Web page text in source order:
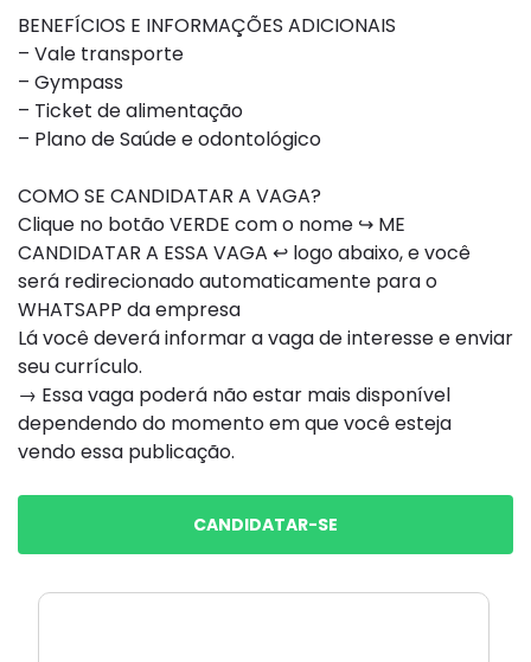
BENEFÍCIOS E INFORMAÇÕES ADICIONAIS
– Vale transporte
– Gympass
– Ticket de alimentação
– Plano de Saúde e odontológico
COMO SE CANDIDATAR A VAGA?
Clique no botão VERDE com o nome ↪ ME
CANDIDATAR A ESSA VAGA ↩ logo abaixo, e você
será redirecionado automaticamente para o
WHATSAPP da empresa
Lá você deverá informar a vaga de interesse e enviar
seu currículo.
→ Essa vaga poderá não estar mais disponível
dependendo do momento em que você esteja
vendo essa publicação.
CANDIDATAR-SE